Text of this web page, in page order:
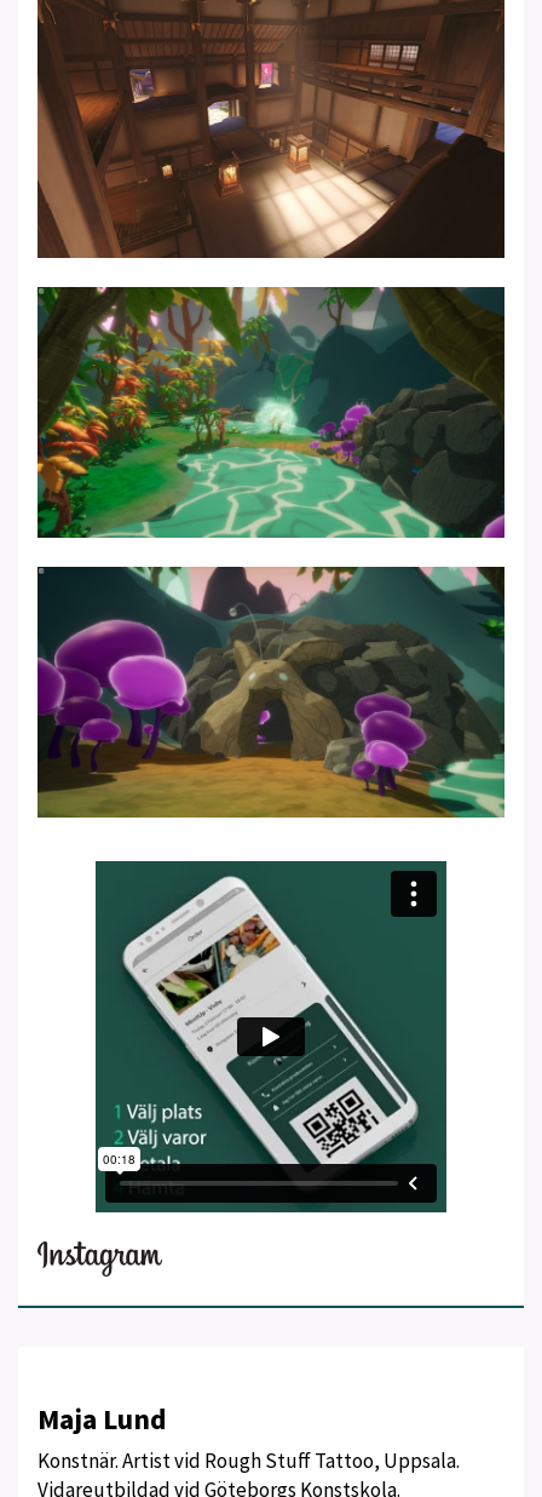
Maja Lund
Konstnär. Artist vid Rough Stuff Tattoo, Uppsala.
Vidareutbildad vid Göteborgs Konstskola.